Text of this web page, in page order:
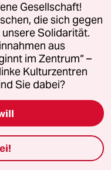
Meldung von heute
diese Meldung in
zu
und statt
der Sommerpause
gut vorbereiteten
schicken außer zu
UND
Gesellschaft!
die sich gegen
Solidarität.
aus
im Zentrum“ –
Kulturzentren
Sie dabei?